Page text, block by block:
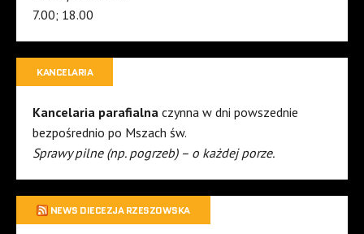
7.00; 18.00
KANCELARIA
Kancelaria parafialna czynna w dni powszednie
bezpośrednio po Mszach św.
Sprawy pilne (np. pogrzeb) – o każdej porze.
NEWS DIECEZJA RZESZOWSKA